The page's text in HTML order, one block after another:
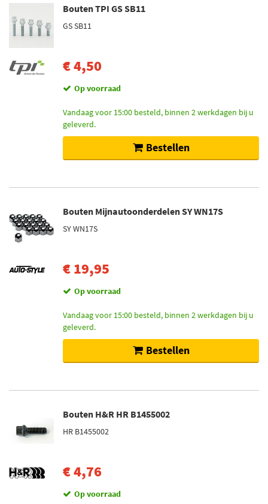
Bouten TPI GS SB11
GS SB11
€ 4,50
Op voorraad
Vandaag voor 15:00 besteld, binnen 2 werkdagen bij u
geleverd.
Bestellen
Bouten Mijnautoonderdelen SY WN17S
SY WN17S
€ 19,95
Op voorraad
Vandaag voor 15:00 besteld, binnen 2 werkdagen bij u
geleverd.
Bestellen
Bouten H&R HR B1455002
HR B1455002
€ 4,76
Op voorraad